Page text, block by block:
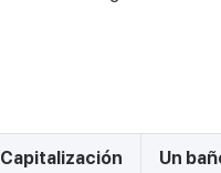
Capitalización
Un